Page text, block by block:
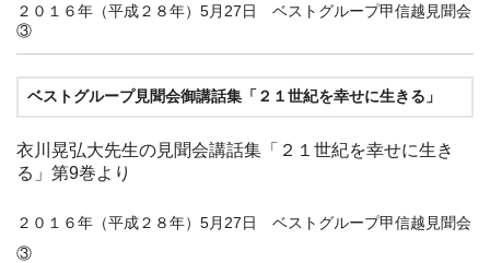
２０１６年（平成２８年）5月27日 ベストグループ甲信越見聞会
③
ベストグループ見聞会御講話集「２１世紀を幸せに生きる」
衣川晃弘大先生の見聞会講話集「２１世紀を幸せに生き
る」第9巻より
２０１６年（平成２８年）5月27日 ベストグループ甲信越見聞会
③